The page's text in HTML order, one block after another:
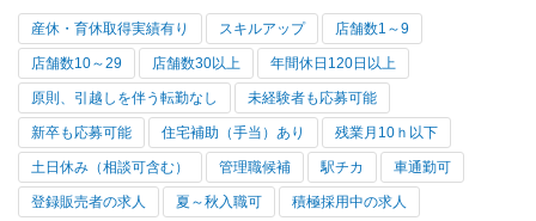
産休・育休取得実績有り スキルアップ 店舗数1～9
店舗数10～29 店舗数30以上 年間休日120日以上
原則、引越しを伴う転勤なし 未経験者も応募可能
新卒も応募可能 住宅補助（手当）あり 残業月10ｈ以下
土日休み（相談可含む） 管理職候補 駅チカ 車通勤可
登録販売者の求人 夏～秋入職可 積極採用中の求人